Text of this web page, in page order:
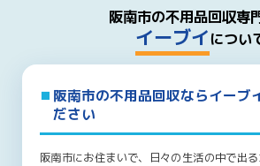
阪南市の不用品回収専
イーブイについ
阪南市の不用品回収ならイーブ
ださい
阪南市にお住まいで、日々の生活の中で出